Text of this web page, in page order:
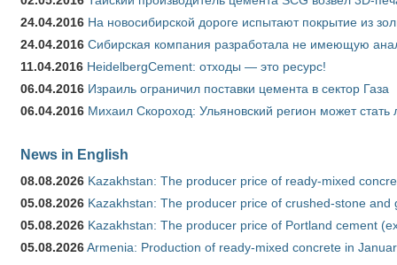
24.04.2016 На новосибирской дороге испытают покрытие из
24.04.2016 Сибирская компания разработала не имеющую
11.04.2016 HeidelbergCement: отходы — это ресурс!
06.04.2016 Израиль ограничил поставки цемента в сектор Газа
06.04.2016 Михаил Скороход: Ульяновский регион может
News in English
08.08.2026 Kazakhstan: The producer price of ready-mixed
05.08.2026 Kazakhstan: The producer price of crushed-stone and
05.08.2026 Kazakhstan: The producer price of Portland cement
05.08.2026Armenia: Production of ready-mixed concrete in